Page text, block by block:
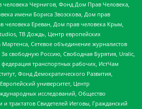
Чернигов, Фонд Дом Прав Человека,
имени Бориса Звозскова, Дом прав
человека Ереван, Дом прав человека Крым,
ТВ Дождь, Центр европейских
Сетевое объединение журналистов
свободную Россию, Свободная Бурятия, Uralic,
транспортных рабочих, ИстЧам
Фонд Демократического Развития,
университет, Центр
исследований, Общество
трактатов Свидетелей Иеговы, Гражданский